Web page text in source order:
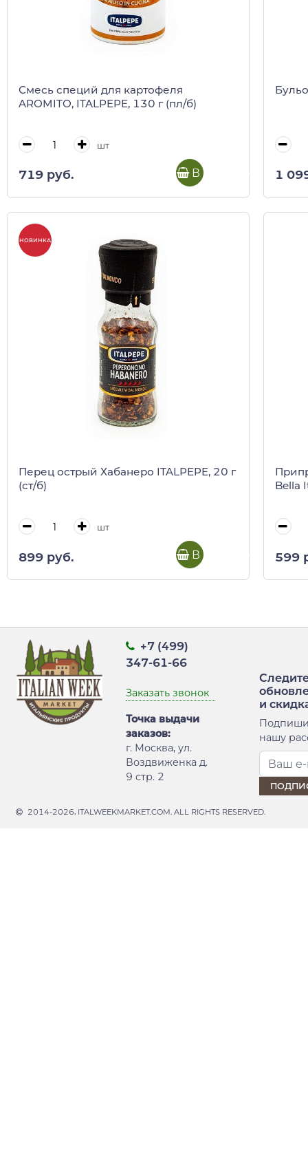
Смесь специй для картофеля
AROMITO, ITALPEPE, 130 г (пл/б)
шт
719 руб. В корзину 1
НОВИНКА
Перец острый Хабанеро ITALPEPE, 20 г
(ст/б)
шт
899 руб. В корзину
Bella
599
+7 (499)
347-61-66
Заказать звонок
Точка выдачи
заказов:
г. Москва, ул.
Воздвиженка д.
9 стр. 2
и
нашу
2014-2026, ITALWEEKMARKET.COM. ALL RIGHTS RESERVED.